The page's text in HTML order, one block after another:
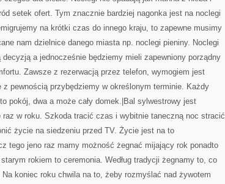
setek ofert. Tym znacznie bardziej nagonka jest na noclegi
na krótki czas do innego kraju, to zapewne musimy
nam dzielnice danego miasta np. noclegi pieniny. Noclegi
decyzją a jednocześnie będziemy mieli zapewniony porządny
Zawsze z rezerwacją przez telefon, wymogiem jest
pewnością przybędziemy w określonym terminie. Każdy
pokój, dwa a może cały domek.|Bal sylwestrowy jest
raz w roku. Szkoda tracić czas i wybitnie taneczną noc stracić
życie na siedzeniu przed TV. Życie jest na to
tego jeno raz mamy możność żegnać mijający rok ponadto
rokiem to ceremonia. Według tradycji żegnamy to, co
koniec roku chwila na to, żeby rozmyślać nad żywotem